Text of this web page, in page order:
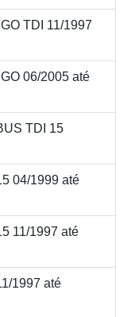
TDI 11/1997
06/2005 até
TDI 15
04/1999 até
11/1997 até
1997 até